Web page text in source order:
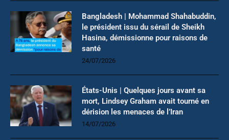
Bangladesh | Mohammad Shahabuddin,
le président issu du sérail de Sheikh
Hasina, démissionne pour raisons de
santé
24/07/2026
États-Unis | Quelques jours avant sa
mort, Lindsey Graham avait tourné en
dérision les menaces de l’Iran
14/07/2026